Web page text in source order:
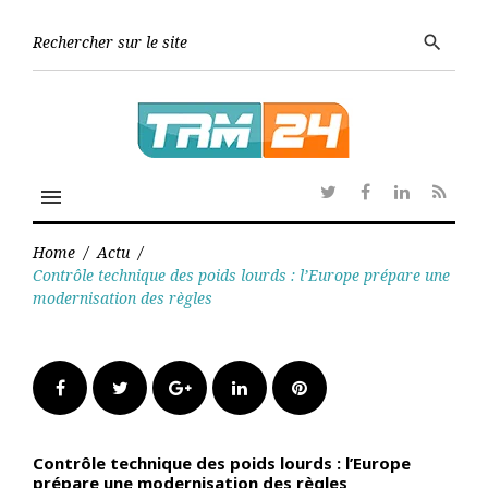
search
menu
TwitterFacebook
Linkedin
RSS
Home / Actu /
Contrôle technique des poids lourds : l’Europe prépare une
modernisation des règles
FacebookTwitter Google+LinkedInPinterest
Contrôle technique des poids lourds : l’Europe
prépare une modernisation des règles